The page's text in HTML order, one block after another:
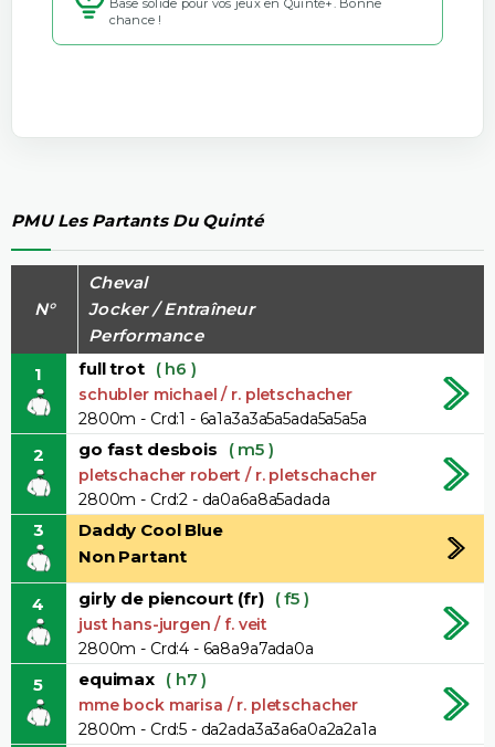
Base solide pour vos jeux en Quinté+. Bonne
chance !
PMU Les Partants Du Quinté
N°
Cheval
Jocker / Entraîneur
Performance
1
full trot ( h6 )
schubler michael / r. pletschacher
2800m - Crd:1 - 6a1a3a3a5a5ada5a5a5a
2 go fast desbois ( m5 )
pletschacher robert / r. pletschacher
2800m - Crd:2 - da0a6a8a5adada
3
Daddy Cool Blue
Non Partant
4 girly de piencourt (fr) ( f5 )
just hans-jurgen / f. veit
2800m - Crd:4 - 6a8a9a7ada0a
5 equimax ( h7 )
mme bock marisa / r. pletschacher
2800m - Crd:5 - da2ada3a3a6a0a2a2a1a